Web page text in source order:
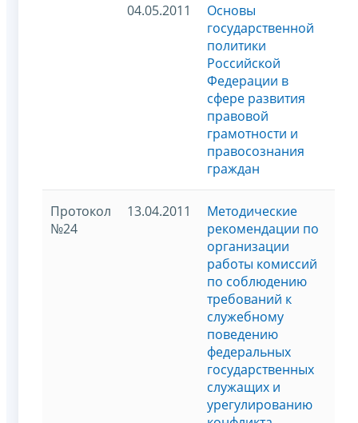
04.05.2011
Основы
государственной
политики
Российской
Федерации в
сфере развития
правовой
грамотности и
правосознания
граждан
Протокол
№24
13.04.2011
Методические
рекомендации по
организации
работы комиссий
по соблюдению
требований к
служебному
поведению
федеральных
государственных
служащих и
урегулированию